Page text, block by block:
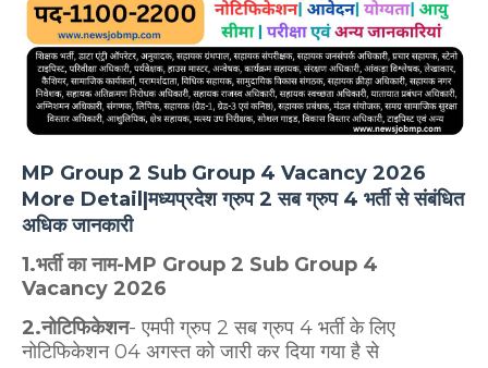
MP Group 2 Sub Group 4 Vacancy 2026
More Detail|मध्यप्रदेश ग्रुप 2 सब ग्रुप 4 भर्ती से संबंधित
अधिक जानकारी
1.भर्ती का नाम-MP Group 2 Sub Group 4
Vacancy 2026
2.नोटिफिकेशन- एमपी ग्रुप 2 सब ग्रुप 4 भर्ती के लिए
नोटिफिकेशन 04 अगस्त को जारी कर दिया गया है से